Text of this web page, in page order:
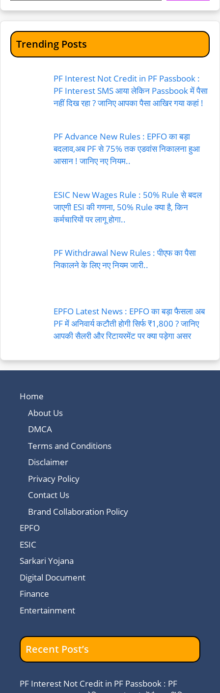
Trending Posts
PF Interest Not Credit in PF Passbook :
PF Interest SMS आया लेकिन Passbook में पैसा
नहीं दिख रहा ? जानिए आपका पैसा आखिर गया कहां !
PF Advance New Rules : EPFO का बड़ा
बदलाव,अब PF से 75% तक एडवांस निकालना हुआ
आसान ! जानिए नए नियम..
ESIC New Wages Rule : 50% Rule से बदल
जाएगी ESI की गणना, 50% Rule क्या है, किन
कर्मचारियों पर लागू होगा..
PF Withdrawal New Rules : पीएफ का पैसा
निकालने के लिए नए नियम जारी..
EPFO Latest News : EPFO का बड़ा फैसला अब
PF में अनिवार्य कटौती होगी सिर्फ ₹1,800 ? जानिए
आपकी सैलरी और रिटायरमेंट पर क्या पड़ेगा असर
Home
About Us
DMCA
Terms and Conditions
Disclaimer
Privacy Policy
Contact Us
Brand Collaboration Policy
EPFO
ESIC
Sarkari Yojana
Digital Document
Finance
Entertainment
Recent Post’s
PF Interest Not Credit in PF Passbook : PF